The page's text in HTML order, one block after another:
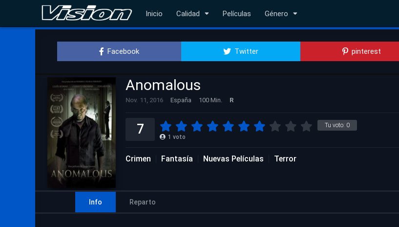
Inicio Calidad Películas Género
Facebook Twitter pinterest
Anomalous
Nov. 11, 2016 España 100 Min. R
Tu voto: 0
7 1 voto
Crimen Fantasía Nuevas Películas Terror
Info Reparto